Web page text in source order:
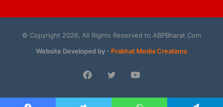
© Copyright 2026, All Rights Reserved to ABPBharat.Com
Website Developed by - Prabhat Media Creations
Facebook
TwitterYouTube